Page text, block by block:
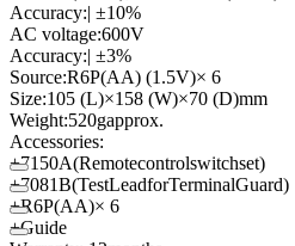
Accuracy:| ±10%
AC voltage:600V
Accuracy:| ±3%
Source:R6P(AA) (1.5V)× 6
Size:105 (L)×158 (W)×70 (D)mm
Weight:520gapprox.
Accessories:
+7150A(Remotecontrolswitchset)
+7081B(TestLeadforTerminalGuard)
+R6P(AA)× 6
+Guide